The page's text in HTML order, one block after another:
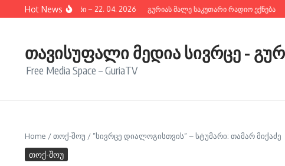
შიგთავსზე გადასვლა
Hot News
გურიის ახალი ამბები – 22. 04. 2026 გურიას მალე საკუთარი რადიო ექნება
თავისუფალი მედია სივრცე -
Free Media Space – GuriaTV
Home /თოქ-შოუ / ”სივრცე დიალოგისთვის” – სტუმარი: თამარ მიქაძე
თოქ-შოუ